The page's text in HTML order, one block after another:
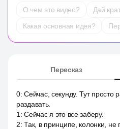
О чем это видео?
Дай
Какая основная идея?
Пересказ
0:Сейчас, секунду. Тут просто
раздавать.
1 :Сейчас я это все заберу.
2:Так, в принципе, колонки, не